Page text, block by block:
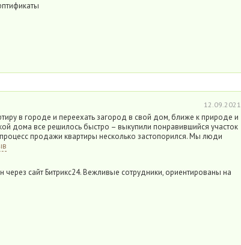
12.09.2021
в городе и переехать загород в свой дом, ближе к природе и
дома все решилось быстро – выкупили понравившийся участок
продажи квартиры несколько застопорился. Мы люди
сайт Битрикс24. Вежливые сотрудники, ориентированы на